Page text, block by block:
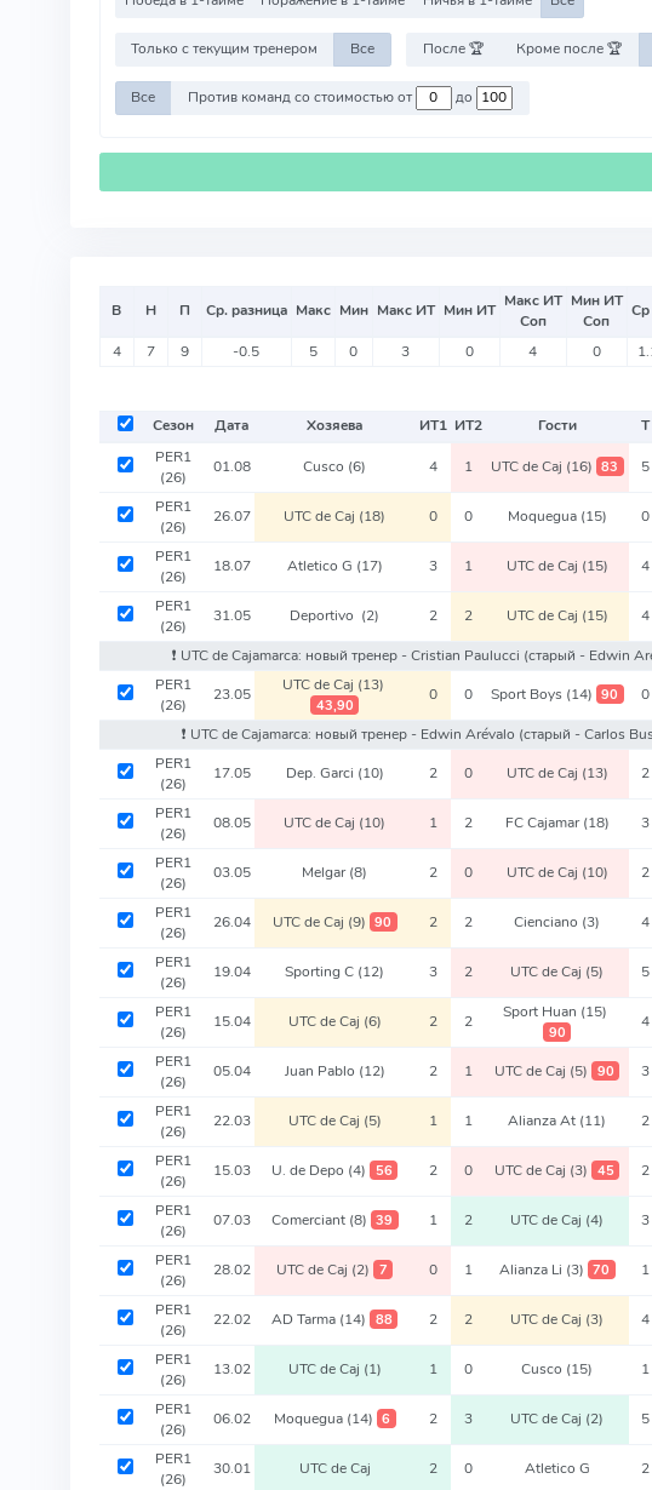
Только с текущим тренером Все После 🏆 Кроме после 🏆
Все Против команд со стоимостью от до
В Н П Ср. разница Макс Мин Макс ИТ Мин ИТ Макс ИТ
Соп
Мин ИТ
Соп
4 7 9 -0.5 5 0 3 0 4 0
Сезон Дата Хозяева ИТ1 ИТ2 Гости Т
PER1
(26)
01.08 Cusco (6) 4 1 UTC de Caj (16) 83 5
PER1
(26)
26.07 UTC de Caj (18) 0 0 Moquegua (15) 0
PER1
(26)
18.07 Atletico G (17) 3 1 UTC de Caj (15) 4
PER1
(26)
31.05 Deportivo (2) 2 2 UTC de Caj (15) 4
❗️ UTC de Cajamarca: новый тренер - Cristian Paulucci (старый - Edwin
PER1
(26)
23.05 UTC de Caj (13)
43,90
0 0 Sport Boys (14) 90 0
❗️ UTC de Cajamarca: новый тренер - Edwin Arévalo (старый - Carlos
PER1
(26)
17.05 Dep. Garci (10) 2 0 UTC de Caj (13) 2
PER1
(26)
08.05 UTC de Caj (10) 1 2 FC Cajamar(18) 3
PER1
(26)
03.05 Melgar(8) 2 0 UTC de Caj (10) 2
PER1
(26)
26.04 UTC de Caj (9) 90 2 2 Cienciano (3) 4
PER1
(26)
19.04 Sporting C (12) 3 2 UTC de Caj (5) 5
PER1
(26)
15.04 UTC de Caj (6) 2 2 Sport Huan (15)
90
4
PER1
(26)
05.04 Juan Pablo (12) 2 1 UTC de Caj (5) 90 3
PER1
(26)
22.03 UTC de Caj (5) 1 1 Alianza At (11) 2
PER1
(26)
15.03 U. de Depo (4) 56 2 0 UTC de Caj (3) 45 2
PER1
(26)
07.03 Comerciant (8) 39 1 2 UTC de Caj (4) 3
PER1
(26)
28.02 UTC de Caj (2) 7 0 1 Alianza Li (3) 70 1
PER1
(26)
22.02 AD Tarma (14) 88 2 2 UTC de Caj (3) 4
PER1
(26)
13.02 UTC de Caj (1) 1 0 Cusco (15) 1
PER1
(26)
06.02 Moquegua (14) 6 2 3 UTC de Caj (2) 5
PER1
(26)
30.01 UTC de Caj 2 0 Atletico G 2